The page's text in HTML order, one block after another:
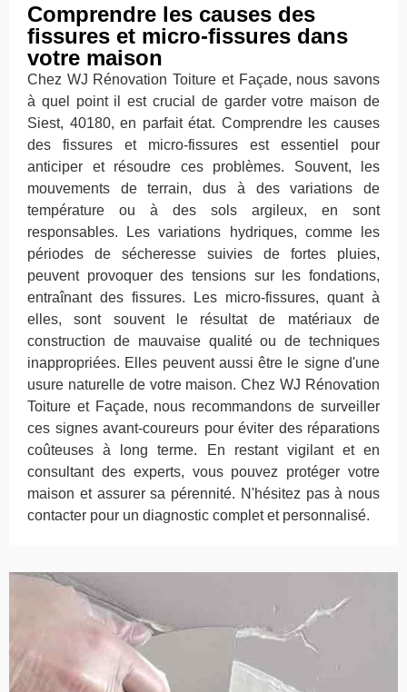
Comprendre les causes des
fissures et micro-fissures dans
votre maison
Chez WJ Rénovation Toiture et Façade, nous savons
à quel point il est crucial de garder votre maison de
Siest, 40180, en parfait état. Comprendre les causes
des fissures et micro-fissures est essentiel pour
anticiper et résoudre ces problèmes. Souvent, les
mouvements de terrain, dus à des variations de
température ou à des sols argileux, en sont
responsables. Les variations hydriques, comme les
périodes de sécheresse suivies de fortes pluies,
peuvent provoquer des tensions sur les fondations,
entraînant des fissures. Les micro-fissures, quant à
elles, sont souvent le résultat de matériaux de
construction de mauvaise qualité ou de techniques
inappropriées. Elles peuvent aussi être le signe d'une
usure naturelle de votre maison. Chez WJ Rénovation
Toiture et Façade, nous recommandons de surveiller
ces signes avant-coureurs pour éviter des réparations
coûteuses à long terme. En restant vigilant et en
consultant des experts, vous pouvez protéger votre
maison et assurer sa pérennité. N'hésitez pas à nous
contacter pour un diagnostic complet et personnalisé.